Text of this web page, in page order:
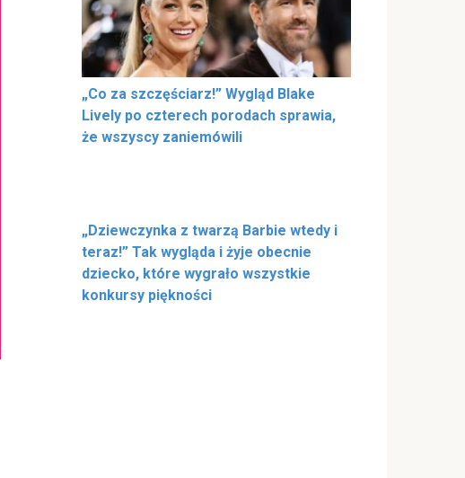
„Co za szczęściarz!” Wygląd Blake
Lively po czterech porodach sprawia,
że wszyscy zaniemówili
„Dziewczynka z twarzą Barbie wtedy i
teraz!” Tak wygląda i żyje obecnie
dziecko, które wygrało wszystkie
konkursy piękności